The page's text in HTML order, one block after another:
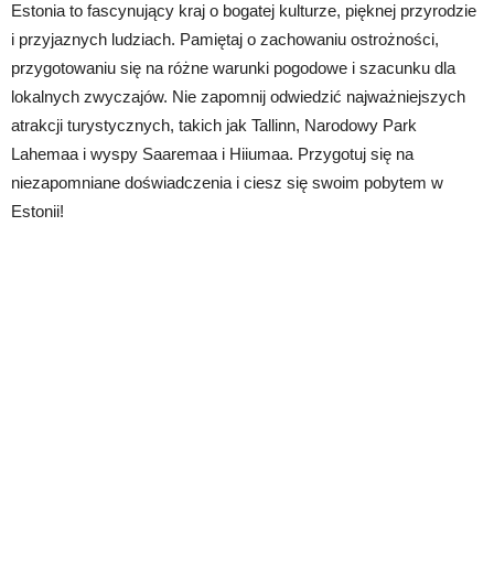
Estonia to fascynujący kraj o bogatej kulturze, pięknej przyrodzie
i przyjaznych ludziach. Pamiętaj o zachowaniu ostrożności,
przygotowaniu się na różne warunki pogodowe i szacunku dla
lokalnych zwyczajów. Nie zapomnij odwiedzić najważniejszych
atrakcji turystycznych, takich jak Tallinn, Narodowy Park
Lahemaa i wyspy Saaremaa i Hiiumaa. Przygotuj się na
niezapomniane doświadczenia i ciesz się swoim pobytem w
Estonii!